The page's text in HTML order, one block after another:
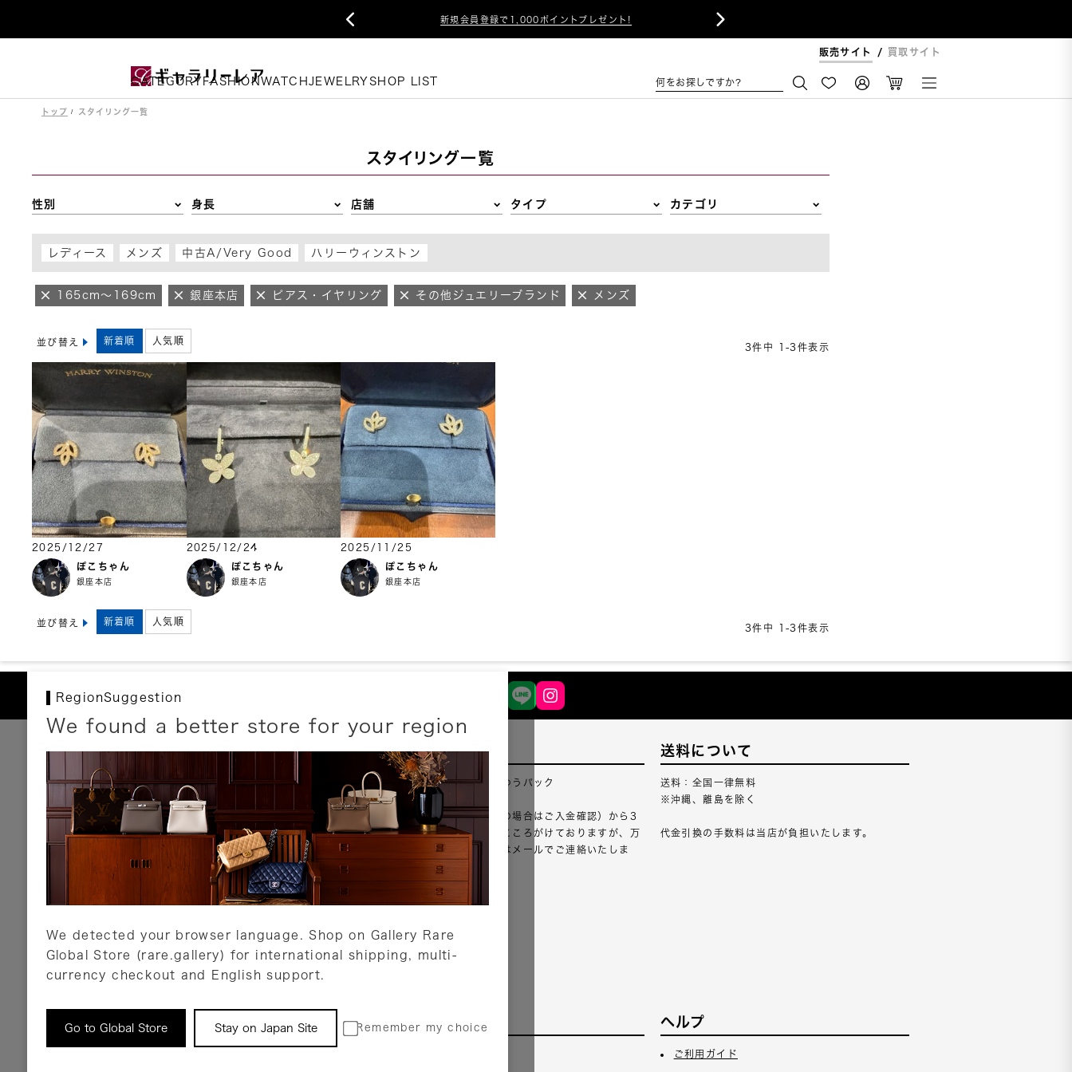
新規会員登録で1,000ポイントプレゼント!
 
販売サイト 買取サイト
CATEGORY FASHIONWATCHJEWELRY SHOP LIST 何をお探しですか?
トップ スタイリング一覧
スタイリング一覧
性別 身長 店舗 タイプ カテゴリ
レディース メンズ 中古A/Very Good ハリーウィンストン
165cm～169cm 銀座本店 ピアス・イヤリング その他ジュエリーブランド メンズ
並び替え 新着順 人気順
3件中 1 -3 件表示
2025/12/27
ぽこちゃん
銀座本店
2025/12/24
ぽこちゃん
銀座本店
2025/11/25
ぽこちゃん
銀座本店
並び替え 新着順 人気順
3件中 1 -3 件表示
RegionSuggestion
We found a better store for your region
We detected your browser language. Shop on Gallery Rare
Global Store (rare.gallery) for international shipping, multi-
currency checkout and English support.
Go to Global Store Stay on Japan Site Remember my choice
お支払いについて
以下のお支払方法が利用可能です。
クレジットカード
ショッピングローン
銀行振込・郵便振替
代金引換
Amazon Pay
PayPay
店頭支払い
詳しくはこちら
配送について
配送業者：佐川急便・ゆうパック
ご注文確認（銀行振込の場合はご入金確認）から3
営業日以内のご出荷をこころがけておりますが、万
が一出荷が遅れる場合はメールでご連絡いたしま
詳しくはこちら
送料について
送料：全国一律無料
※沖縄、離島を除く
代金引換の手数料は当店が負担いたします。
返品について サービス ヘルプ
ご利用ガイド